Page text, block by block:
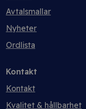
Avtalsmallar
Nyheter
Ordlista
Kontakt
Kontakt
Kvalitet & hållbarhet